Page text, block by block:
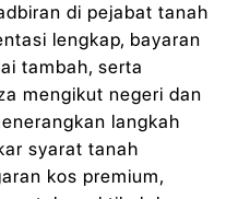
di pejabat tanah
lengkap, bayaran
tambah, serta
mengikut negeri dan
langkah
syarat tanah
kos premium,